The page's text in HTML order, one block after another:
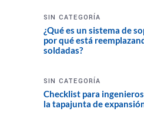
SIN CATEGORÍA
¿Qué es un sistema de
por qué está
soldadas?
SIN CATEGORÍA
Checklist para
la tapajunta de